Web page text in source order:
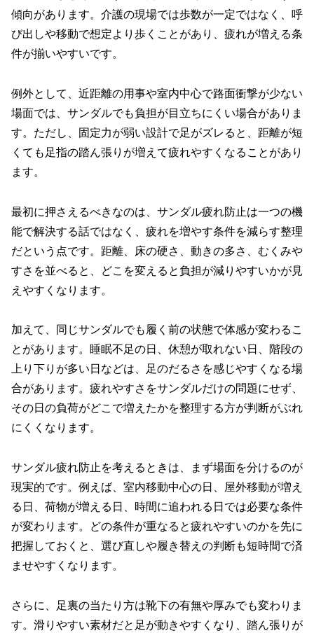
傾向があります。介護の現場では歩数が一定ではなく、呼
び出しや移動で想定より歩くことがあり、疲れが増える条
件が揃いやすいです。
例外として、近距離の用事や室内中心で路面衝撃が少ない
場面では、サンダルでも負担が目立ちにくい場合がありま
す。ただし、固定力が弱い設計で足がズレると、距離が短
くても足指の踏ん張りが増えて疲れやすくなることがあり
ます。
最初に押さえるべきなのは、サンダル疲れ防止は一つの機
能で解決する話ではなく、疲れを増やす条件を減らす整理
だという点です。距離、床の硬さ、動きの多さ、むくみや
すさを並べると、どこを変えると負担が減りやすいかが見
えやすくなります。
加えて、同じサンダルでも履く前の状態で体感が変わるこ
とがあります。睡眠不足の日、休憩が取れない日、階段の
上り下りが多い日などは、足のだるさを感じやすくなる場
合があります。疲れやすさをサンダルだけの問題にせず、
その日の負荷がどこで増えたかを整理する方が判断がぶれ
にくくなります。
サンダル疲れ防止を考えるときは、まず場面を分けるのが
現実的です。例えば、室内移動中心の日、屋外移動が増え
る日、荷物が増える日、時間に追われる日では必要な条件
が変わります。どの条件が重なると疲れやすいのかを先に
把握しておくと、選び直しや履き替えの判断も短時間で済
ませやすくなります。
さらに、足裏の当たり方は靴下の有無や厚みでも変わりま
す。滑りやすい素材だと足が動きやすくなり、踏ん張りが